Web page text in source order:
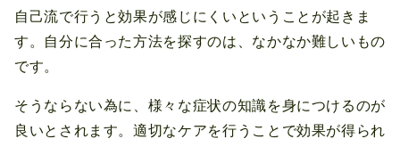
自己流で行うと効果が感じにくいということが起きま
す。自分に合った方法を探すのは、なかなか難しいもの
です。
そうならない為に、様々な症状の知識を身につけるのが
良いとされます。適切なケアを行うことで効果が得られ